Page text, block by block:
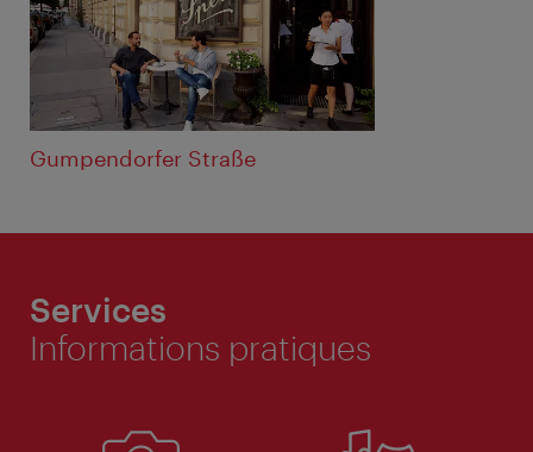
Gumpendorfer Straße
Services
Informations pratiques